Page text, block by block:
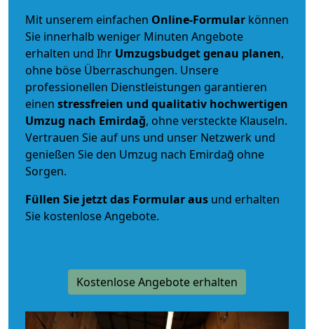
Mit unserem einfachen Online-Formular können
Sie innerhalb weniger Minuten Angebote
erhalten und Ihr Umzugsbudgetgenau planen,
ohne böse Überraschungen. Unsere
professionellen Dienstleistungen garantieren
einen stressfreien und qualitativ hochwertigen
Umzug nach Emirdağ, ohne versteckte Klauseln.
Vertrauen Sie auf uns und unser Netzwerk und
genießen Sie den Umzug nach Emirdağ ohne
Sorgen.
Füllen Sie jetzt das Formular aus und erhalten
Sie kostenlose Angebote.
Kostenlose Angebote erhalten